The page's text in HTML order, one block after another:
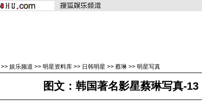
>> 娱乐频道 >> 明星资料库 >> 日韩明星 >> 蔡琳 >> 明星写真
图文：韩国著名影星蔡琳写真-13